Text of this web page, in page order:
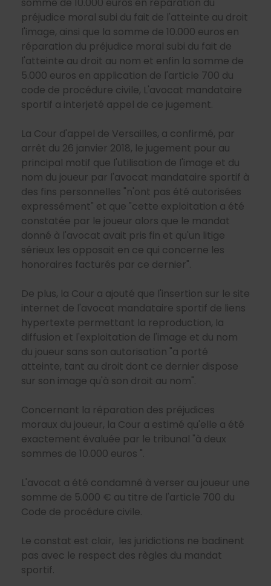
préjudice moral subi du fait de l'atteinte au droit
l'image, ainsi que la somme de 10.000 euros en
réparation du préjudice moral subi du fait de
l'atteinte au droit au nom et enfin la somme de
5.000 euros en application de l'article 700 du
code de procédure civile, L'avocat mandataire
sportif a interjeté appel de ce jugement.
La Cour d'appel de Versailles, a confirmé, par
arrêt du 26 janvier 2018, le jugement pour au
principal motif que l'utilisation de l'image et du
nom du joueur par l'avocat mandataire sportif à
des fins personnelles "n'ont pas été autorisées
expressément" et que "cette exploitation a été
constatée par le joueur alors que le mandat
donné à l'avocat avait pris fin et qu'un litige
sérieux les opposait en ce qui concerne les
honoraires facturés par ce dernier".
De plus, la Cour a ajouté que l'insertion sur le site
internet de l'avocat mandataire sportif de liens
hypertexte permettant la reproduction, la
diffusion et l'exploitation de l'image et du nom
du joueur sans son autorisation "a porté
atteinte, tant au droit dont ce dernier dispose
sur son image qu'à son droit au nom".
Concernant la réparation des préjudices
moraux du joueur, la Cour a estimé qu'elle a été
exactement évaluée par le tribunal "à deux
sommes de 10.000 euros ".
L'avocat a été condamné à verser au joueur une
somme de 5.000 € au titre de l'article 700 du
Code de procédure civile.
Le constat est clair, les juridictions ne badinent
pas avec le respect des règles du mandat
sportif.